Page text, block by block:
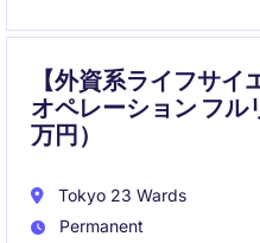
【外資系ライフサ
オペレーション フル
万円）
Tokyo 23 Wards
Permanent